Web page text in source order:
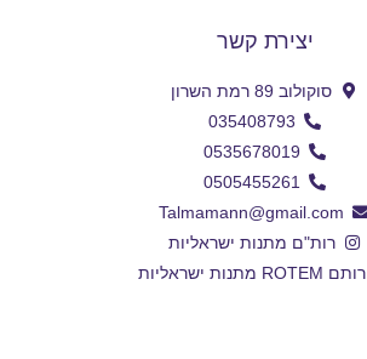
יצירת קשר
סוקולוב 89 רמת השרון
035408793
0535678019
0505455261
Talmamann@gmail.com
רות"ם מתנות ישראליות
רותם ROTEM מתנות ישראליות